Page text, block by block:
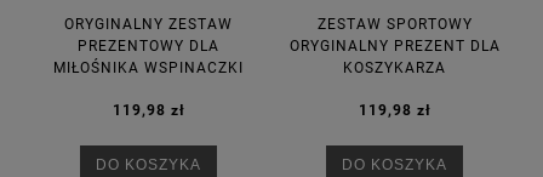
ORYGINALNY ZESTAW
PREZENTOWY DLA
MIŁOŚNIKA WSPINACZKI
119,98 zł
DO KOSZYKA
ZESTAW SPORTOWY
ORYGINALNY PREZENT DLA
KOSZYKARZA
119,98 zł
DO KOSZYKA